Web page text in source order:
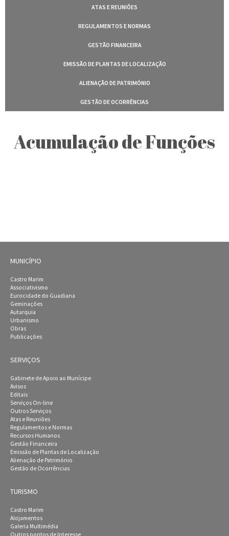
ATAS E REUNIÕES
REGULAMENTOS E NORMAS
GESTÃO FINANCEIRA
EMISSÃO DE PLANTAS DE LOCALIZAÇÃO
ALIENAÇÃO DE PATRIMÓNIO
GESTÃO DE OCORRÊNCIAS
Acumulação de Funções
MUNICÍPIO
Castro Marim
Associativismo
Eurocidade do Guadiana
Geminações
Autarquia
Urbanismo
Obras
Publicações
SERVIÇOS
Gabinete de Apoio ao Munícipe
Avisos
Editais
Serviços On-line
Outros Serviços
Atas e Reuniões
Regulamentos e Normas
Recursos Humanos
Gestão Financeira
Emissão de Plantas de Localização
Alienação de Património
Gestão de Ocorrências
TURISMO
Castro Marim
Alojamentos
Galeria Multimédia
Outros pontos de Interesse